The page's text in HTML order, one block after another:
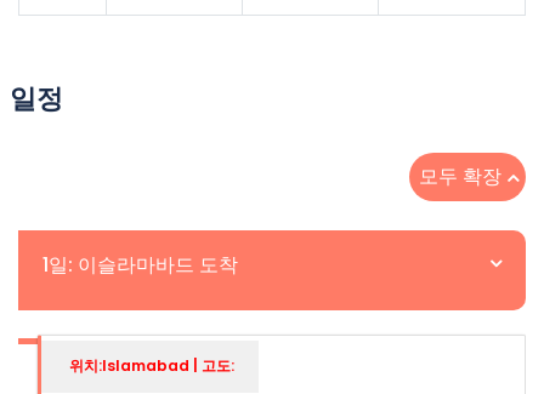
일정
모두 확장
1일: 이슬라마바드 도착
위치:Islamabad | 고도: